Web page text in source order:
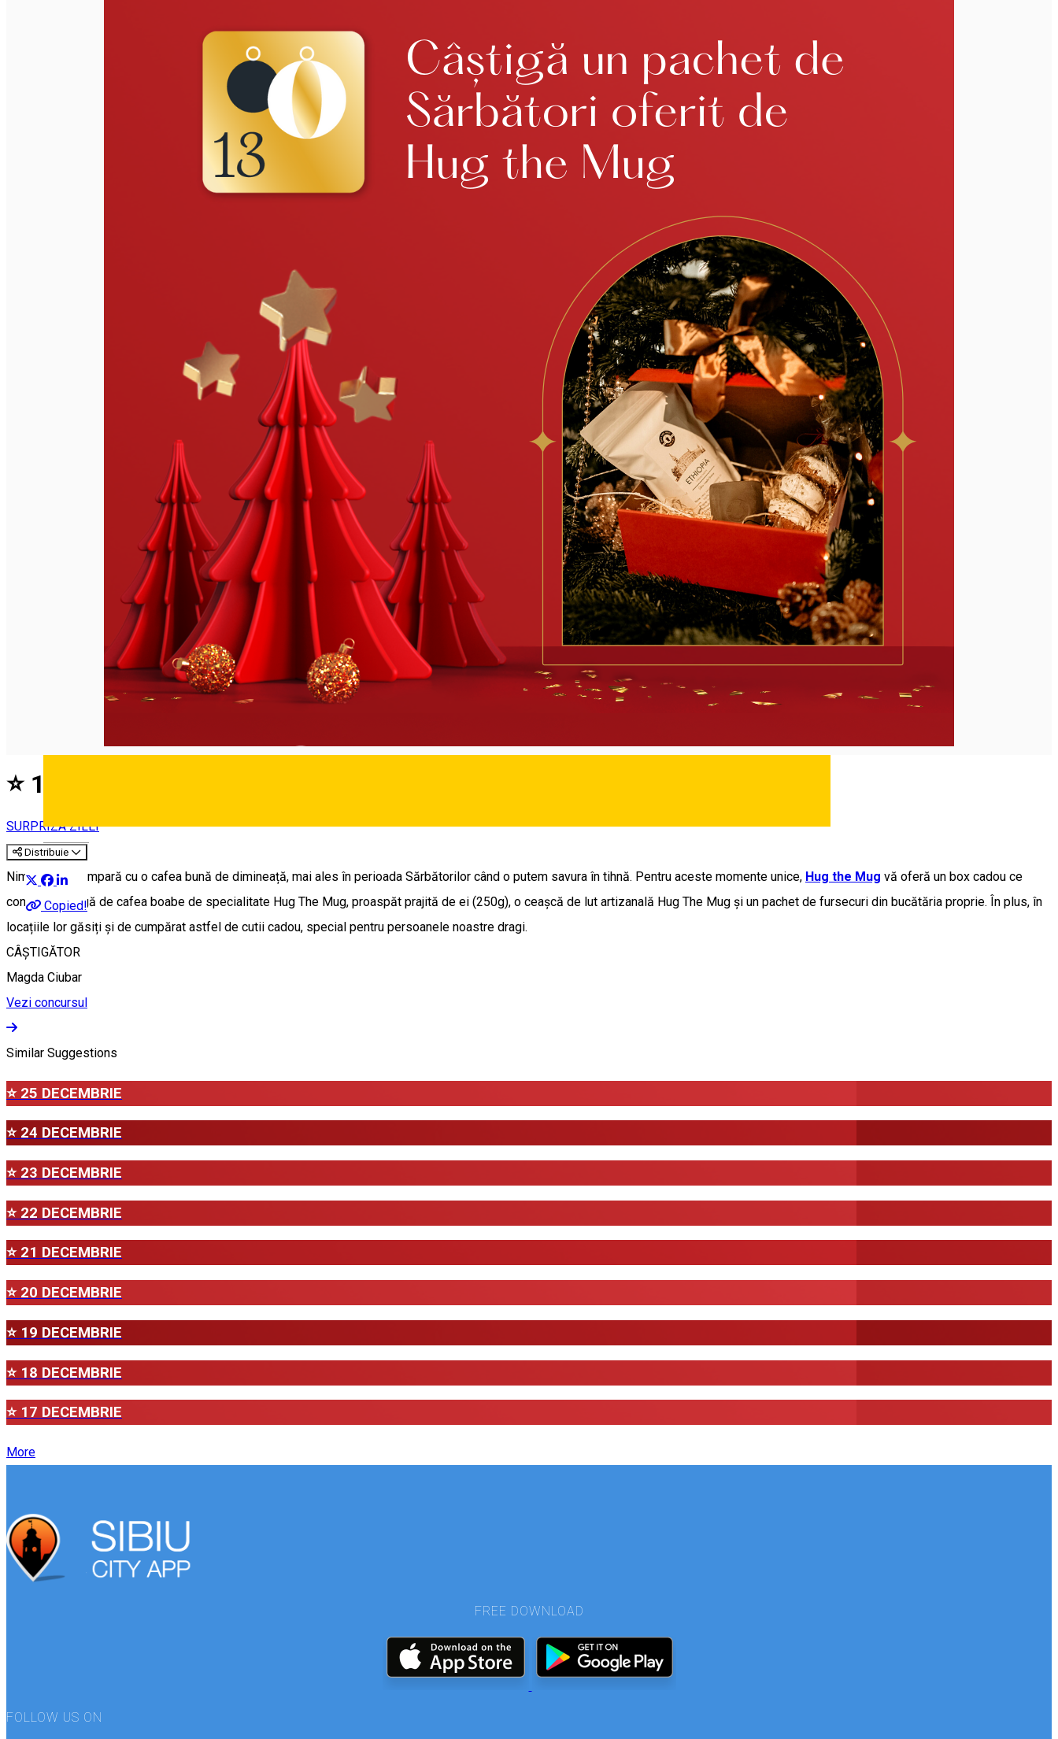
Deutsch
⭐ 13 DECEMBRIE
SURPRIZA ZILEI
Distribuie
Copied!
Nimic nu se compară cu o cafea bună de dimineață, mai ales în perioada Sărbătorilor când o putem savura în tihnă. Pentru aceste momente unice, Hug the Mug vă oferă un box cadou ce
conține: o pungă de cafea boabe de specialitate Hug The Mug, proaspăt prajită de ei (250g), o ceașcă de lut artizanală Hug The Mug și un pachet de fursecuri din bucătăria proprie. În plus, în
locațiile lor găsiți și de cumpărat astfel de cutii cadou, special pentru persoanele noastre dragi.
CÂȘTIGĂTOR
Magda Ciubar
Vezi concursul
Similar Suggestions
⭐ 25 DECEMBRIE
⭐ 24 DECEMBRIE
⭐ 23 DECEMBRIE
⭐ 22 DECEMBRIE
⭐ 21 DECEMBRIE
⭐ 20 DECEMBRIE
⭐ 19 DECEMBRIE
⭐ 18 DECEMBRIE
⭐ 17 DECEMBRIE
More
FREE DOWNLOAD
FOLLOW US ON